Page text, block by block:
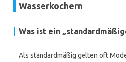
Wasserkochern
Was ist ein
Als standardmäßig gelten oft